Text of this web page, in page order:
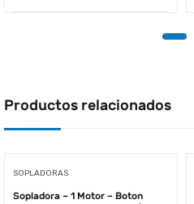
Productos relacionados
SOPLADORAS
Sopladora – 1 Motor – Boton